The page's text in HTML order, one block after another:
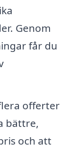
Genom
får du
offerter
bättre,
och att